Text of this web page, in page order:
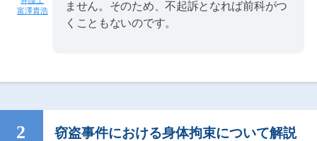
富澤貴浩
ません。そのため、不起訴となれば前科がつ
くこともないのです。
窃盗事件における身体拘束について解説